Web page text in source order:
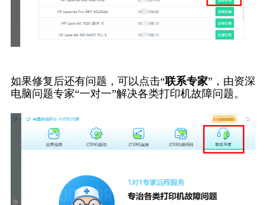
如果修复后还有问题，可以点击“联系专家”，由资深
电脑问题专家“一对一”解决各类打印机故障问题。